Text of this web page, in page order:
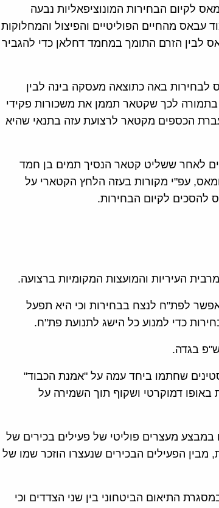
לקיום הבחירות המונוציפאליות נבעה
מהחיים הפוליטיים והפיצול והמחלוקות
לבין הזרם התומך במחמד דחלאן כדי להגביר
לבחירות באה כתוצאה מעסקה בינה לבין
לכך שקטאר תממן את משכורות פקידי
הכספים מקטאר לרצועת עזה בתנאי שהיא
לאחר ששליט קטאר הנסיך תמים בן חמד
עפ"י מקורות בעזה הלחץ הקטארי על
לקיום הבחירות.
העיריות והמועצות המקומיות ברצועה.
לפת"ח לנצח בבחירות וכי היא תפעל
כדי למנוע כל הישג לתנועת פת"ח.
בגדה.
שחתמו ביחד עמה על "אמנת הכבוד"
באופו דמוקרטי ושקוף תוך השמירה על
מעצרים פוליטי של פעילים בכירים של
הפעילים הבכירים שנעצרו הוזכר שמו של
התיאום הביטחוני בין שני הצדדים וכי